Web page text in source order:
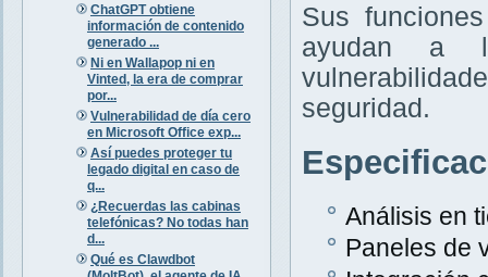
ChatGPT obtiene
información de contenido
generado ...
Ni en Wallapop ni en
Vinted, la era de comprar
por...
Vulnerabilidad de día cero
en Microsoft Office exp...
Así puedes proteger tu
legado digital en caso de
q...
¿Recuerdas las cabinas
telefónicas? No todas han
d...
Qué es Clawdbot
Sus
ayudan a
seguridad.
Análisis en
Paneles de